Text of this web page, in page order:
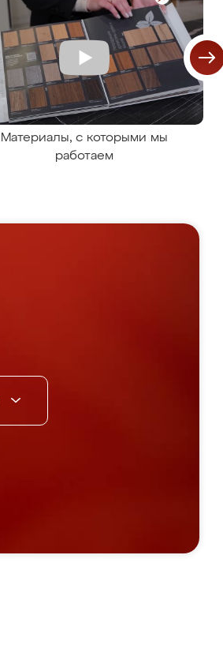
Материалы, с которыми мы
работаем